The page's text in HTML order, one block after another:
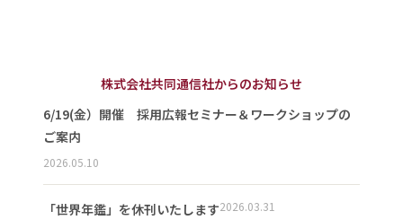
株式会社共同通信社からのお知らせ
6/19(金）開催 採用広報セミナー＆ワークショップの
ご案内
2026.05.10
「世界年鑑」を休刊いたします2026.03.31